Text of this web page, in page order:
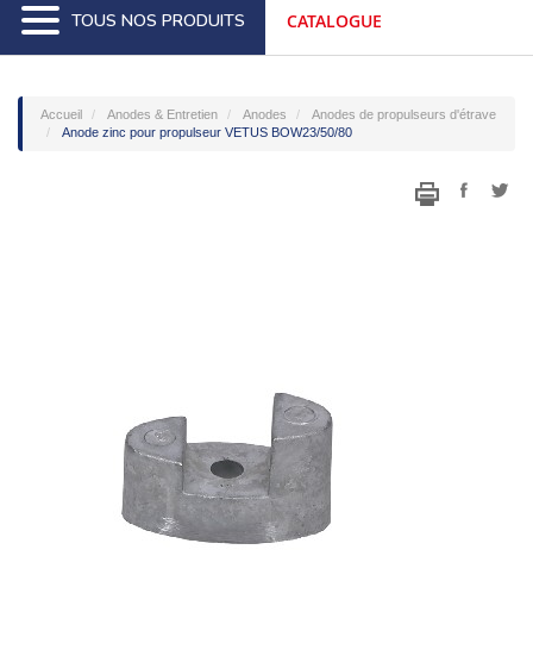
TOUS NOS PRODUITS CATALOGUE
Accueil Anodes & Entretien Anodes
Anodes de propulseurs d'étrave
Anode zinc pour propulseur VETUS BOW23/50/80